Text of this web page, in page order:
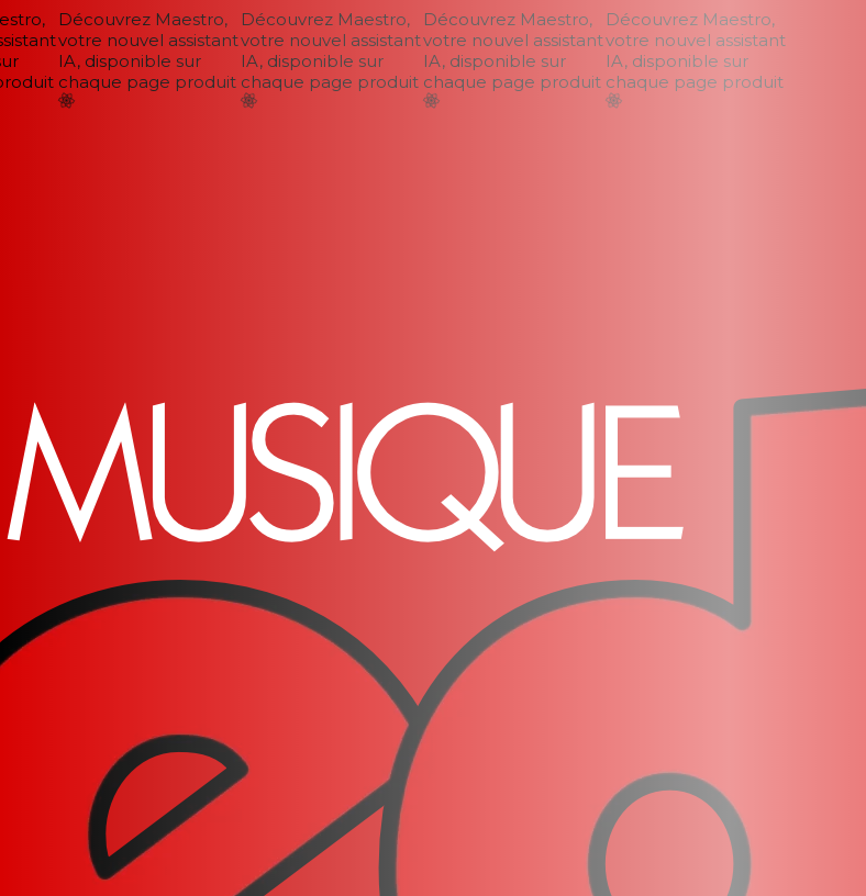
Découvrez Maestro,
votre nouvel assistant
IA, disponible sur
chaque page produit
Découvrez Maestro,
votre nouvel assistant
IA, disponible sur
chaque page produit
Découvrez Maestro,
votre nouvel assistant
IA, disponible sur
chaque page produit
Découvrez Maestro,
votre nouvel assistant
IA, disponible sur
chaque page produit